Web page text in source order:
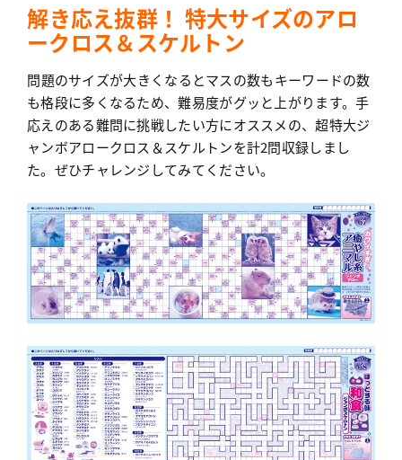
解き応え抜群！ 特大サイズのアロ
ークロス＆スケルトン
問題のサイズが大きくなるとマスの数もキーワードの数
も格段に多くなるため、難易度がグッと上がります。手
応えのある難問に挑戦したい方にオススメの、超特大ジ
ャンボアロークロス＆スケルトンを計2問収録しまし
た。ぜひチャレンジしてみてください。